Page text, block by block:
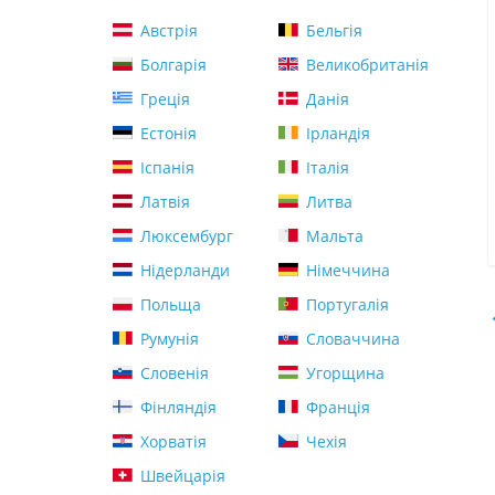
Австрія
Бельгія
Болгарія
Великобританія
Греція
Данія
Естонія
Ірландія
Іспанія
Італія
Латвія
Литва
Люксембург
Мальта
Нідерланди
Німеччина
Польща
Португалія
Румунія
Словаччина
Словенія
Угорщина
Фінляндія
Франція
Хорватія
Чехія
Швейцарія